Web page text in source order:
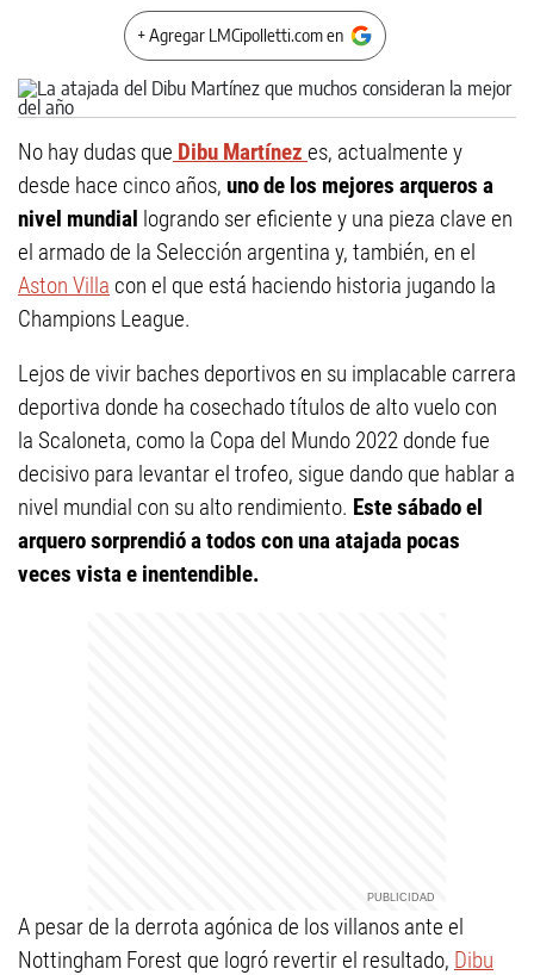
+ Agregar LMCipolletti.com en
No hay dudas que Dibu Martínez es, actualmente y
desde hace cinco años, uno de los mejores arqueros a
nivel mundial logrando ser eficiente y una pieza clave en
el armado de la Selección argentina y, también, en el
Aston Villa con el que está haciendo historia jugando la
Champions League.
Lejos de vivir baches deportivos en su implacable carrera
deportiva donde ha cosechado títulos de alto vuelo con
la Scaloneta, como la Copa del Mundo 2022 donde fue
decisivo para levantar el trofeo, sigue dando que hablar a
nivel mundial con su alto rendimiento. Este sábado el
arquero sorprendió a todos con una atajada pocas
veces vista e inentendible.
A pesar de la derrota agónica de los villanos ante el
Nottingham Forest que logró revertir el resultado, Dibu